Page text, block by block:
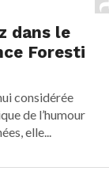
dans le
Foresti
considérée
de l’humour
elle...